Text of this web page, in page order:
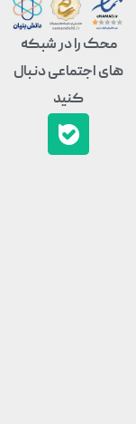
محک را در شبکه
های اجتماعی دنبال
کنید